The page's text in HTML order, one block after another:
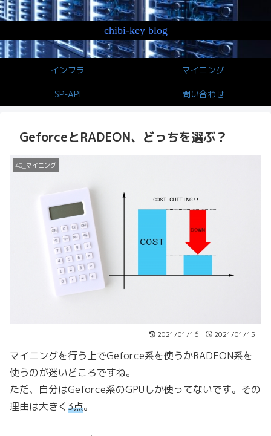
chibi-key blog
インフラ マイニング
SP-API 問い合わせ
GeforceとRADEON、どっちを選ぶ？
40_マイニング
2021/01/16 2021/01/15
マイニングを行う上でGeforce系を使うかRADEON系を
使うのが迷いどころですね。
ただ、自分はGeforce系のGPUしか使ってないです。その
理由は大きく3点。